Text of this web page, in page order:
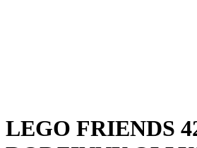
LEGO FRIENDS